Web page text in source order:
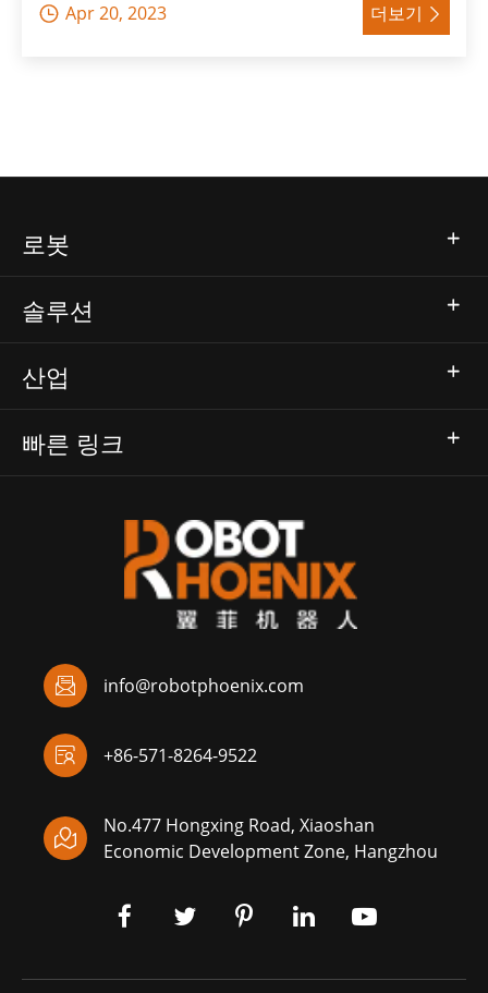
 Apr 20, 2023 더보기 
로봇
솔루션
산업
빠른 링크
info@robotphoenix.com

+86-571-8264-9522


No.477 Hongxing Road, Xiaoshan
Economic Development Zone, Hangzhou